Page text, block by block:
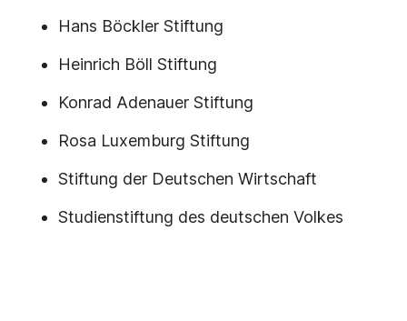
Hans Böckler Stiftung
Heinrich Böll Stiftung
Konrad Adenauer Stiftung
Rosa Luxemburg Stiftung
Stiftung der Deutschen Wirtschaft
Studienstiftung des deutschen Volkes